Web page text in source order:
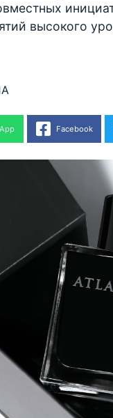
высокого
Facebook